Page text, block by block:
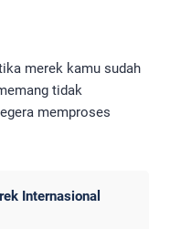
merek kamu sudah
tidak
memproses
Internasional